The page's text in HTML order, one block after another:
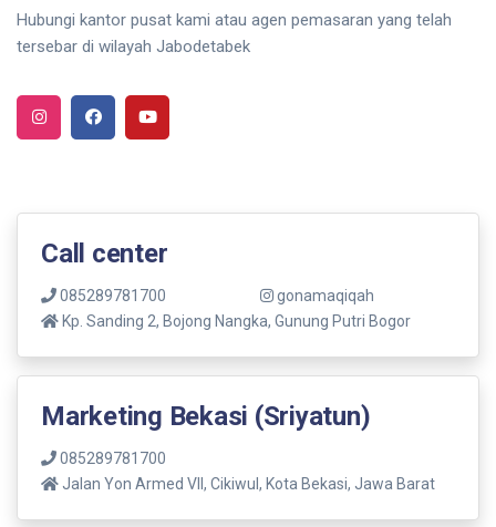
Hubungi kantor pusat kami atau agen pemasaran yang telah
tersebar di wilayah Jabodetabek
Call center
085289781700
gonamaqiqah
Kp. Sanding 2, Bojong Nangka, Gunung Putri Bogor
Marketing Bekasi (Sriyatun)
085289781700
Jalan Yon Armed VII, Cikiwul, Kota Bekasi, Jawa Barat